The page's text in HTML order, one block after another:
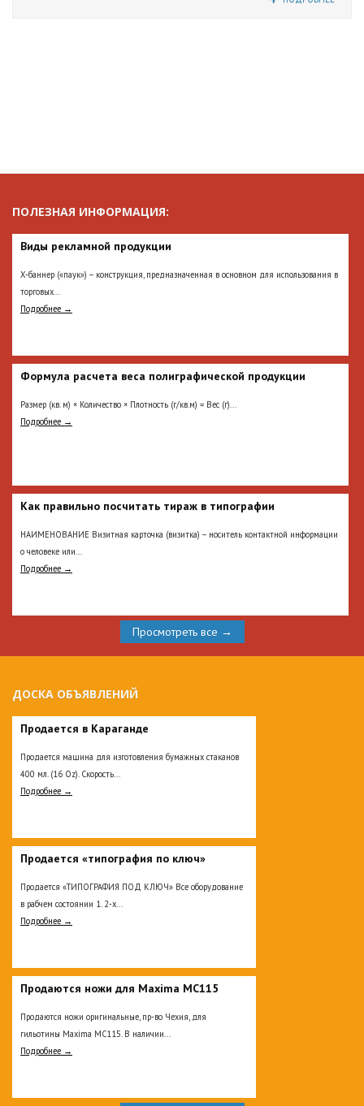
ПОЛЕЗНАЯ ИНФОРМАЦИЯ:
Виды рекламной продукции
Х-баннер («паук») – конструкция, предназначенная в основном для использования в
торговых...
Подробнее →
Формула расчета веса полиграфической продукции
Размер (кв. м) × Количество × Плотность (г/кв.м) = Вес (г)...
Подробнее →
Как правильно посчитать тираж в типографии
НАИМЕНОВАНИЕ Визитная карточка (визитка) – носитель контактной информации
о человеке или...
Подробнее →
Просмотреть все →
ДОСКА ОБЪЯВЛЕНИЙ
Продается в Караганде
Продается машина для изготовления бумажных стаканов
400 мл. (16 Oz). Скорость...
Подробнее →
Продается «типография по ключ»
Продается «ТИПОГРАФИЯ ПОД КЛЮЧ» Все оборудование
в рабчем состоянии 1. 2-х...
Подробнее →
Продаются ножи для Maxima MC115
Продаются ножи оригинальные, пр-во Чехия, для
гильотины Maxima MC115. В наличии...
Подробнее →